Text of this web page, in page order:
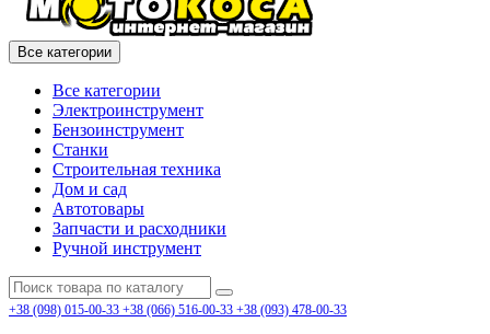
Все категории
Все категории
Электроинструмент
Бензоинструмент
Станки
Строительная техника
Дом и сад
Автотовары
Запчасти и расходники
Ручной инструмент
+38 (098) 015-00-33 +38 (066) 516-00-33 +38 (093) 478-00-33